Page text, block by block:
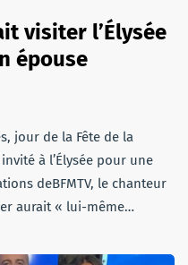
visiter l’Élysée
épouse
jour de la Fête de la
à l’Élysée pour une
deBFMTV, le chanteur
aurait « lui-même…